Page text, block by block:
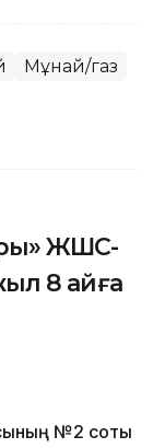
Мұнай/газ
ЖШС-
8 айға
№2 соты